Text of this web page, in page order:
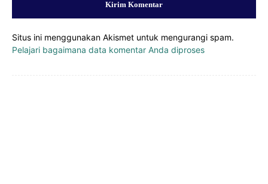
Situs ini menggunakan Akismet untuk mengurangi spam.
Pelajari bagaimana data komentar Anda diproses